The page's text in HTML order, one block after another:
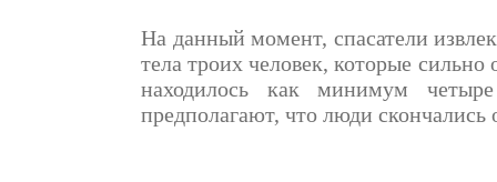
На данный момент, спасатели
тела троих человек, которые
находилось как минимум
предполагают, что люди скончались